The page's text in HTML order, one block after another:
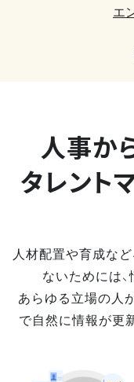
エ
人事か
タレント
人材配置や育成な
ないためには
あらゆる立場の人
で自然に情報が更